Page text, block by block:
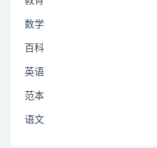
数学
百科
英语
范本
语文